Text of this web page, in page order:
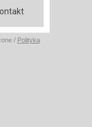
/ Polityka